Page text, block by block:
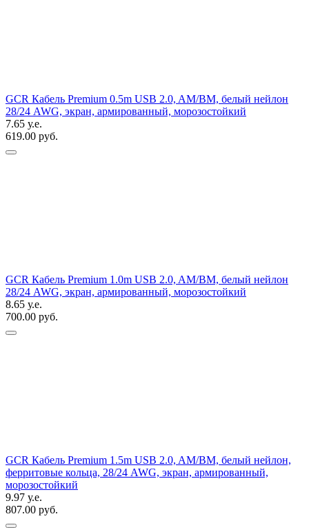
GCR Кабель Premium 0.5m USB 2.0, AM/BM, белый нейлон
28/24 AWG, экран, армированный, морозостойкий
7.65 у.е.
619.00 руб.
GCR Кабель Premium 1.0m USB 2.0, AM/BM, белый нейлон
28/24 AWG, экран, армированный, морозостойкий
8.65 у.е.
700.00 руб.
GCR Кабель Premium 1.5m USB 2.0, AM/BM, белый нейлон,
ферритовые кольца, 28/24 AWG, экран, армированный,
морозостойкий
9.97 у.е.
807.00 руб.